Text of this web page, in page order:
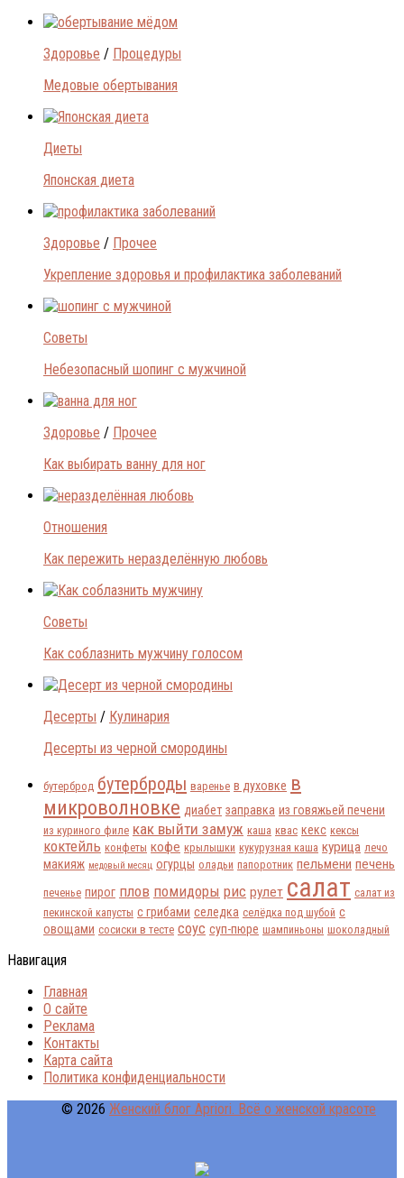
Здоровье / Процедуры
Медовые обертывания
Диеты
Японская диета
Здоровье / Прочее
Укрепление здоровья и профилактика заболеваний
Советы
Небезопасный шопинг с мужчиной
Здоровье / Прочее
Как выбирать ванну для ног
Отношения
Как пережить неразделённую любовь
Советы
Как соблазнить мужчину голосом
Десерты / Кулинария
Десерты из черной смородины
бутерброд бутерброды варенье в духовке в
микроволновке диабет заправка из говяжьей печени
из куриного филе как выйти замуж каша квас кекс кексы
коктейль конфеты кофе крылышки кукурузная каша курица лечо
макияж медовый месяц огурцы оладьи папоротник пельмени печень
печенье пирог плов помидоры рис рулет салат салат из
пекинской капусты с грибами селедка селёдка под шубой с
овощами сосиски в тесте соус суп-пюре шампиньоны шоколадный
Навигация
Главная
О сайте
Реклама
Контакты
Карта сайта
Политика конфиденциальности
© 2026 Женский блог Apriori. Всё о женской красоте